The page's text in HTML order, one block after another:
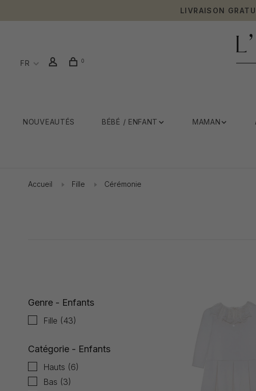
LIVRAISON
FR 0
NOUVEAUTÉS BÉBÉ / ENFANT MAMAN
Accueil Fille Cérémonie
Genre - Enfants
Fille (43)
Catégorie - Enfants
Hauts (6)
Bas (3)